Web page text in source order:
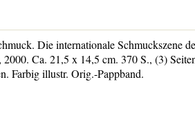
Die internationale Schmuckszene
Ca. 21,5 x 14,5 cm. 370 S., (3)
Farbig illustr. Orig.-Pappband.